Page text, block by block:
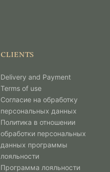
CLIENTS
Delivery and Payment
Terms of use
Согласие на обработку
персональных данных
Политика в отношении
обработки персональных
данных программы
лояльности
Программа лояльности